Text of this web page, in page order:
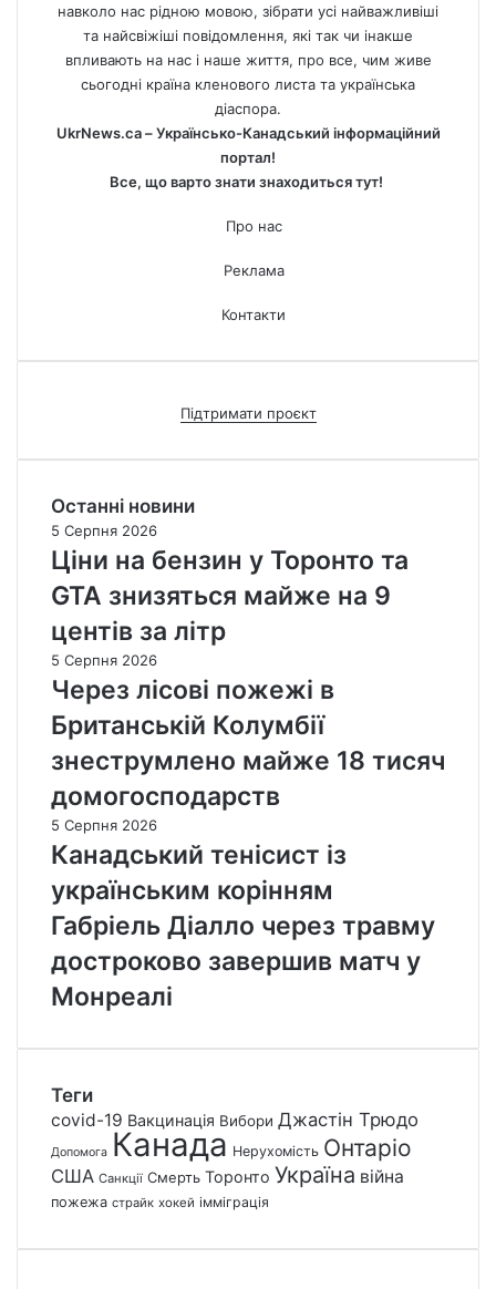
навколо нас рідною мовою, зібрати усі найважливіші
та найсвіжіші повідомлення, які так чи інакше
впливають на нас і наше життя, про все, чим живе
сьогодні країна кленового листа та українська
діаспора.
UkrNews.ca – Українсько-Канадський інформаційний
портал!
Все, що варто знати знаходиться тут!
Про нас
Реклама
Контакти
Підтримати проєкт
Останні новини
5 Серпня 2026
Ціни на бензин у Торонто та
GTA знизяться майже на 9
центів за літр
5 Серпня 2026
Через лісові пожежі в
Британській Колумбії
знеструмлено майже 18 тисяч
домогосподарств
5 Серпня 2026
Канадський тенісист із
українським корінням
Габріель Діалло через травму
достроково завершив матч у
Монреалі
Теги
covid-19 Вакцинація Вибори Джастін Трюдо
Допомога Канада Нерухомість Онтаріо
США Санкції Смерть Торонто Україна війна
пожежа страйк хокей імміграція